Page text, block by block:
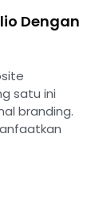
Dengan
satu ini
branding.